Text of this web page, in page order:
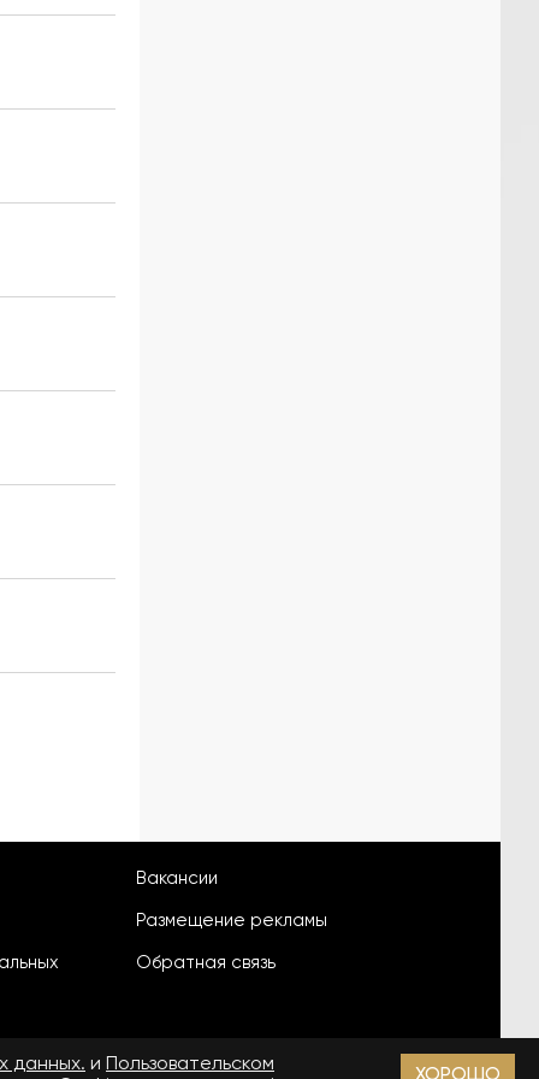
Вакансии
Размещение рекламы
Обратная связь
данных. и Пользовательском
ХОРОШО